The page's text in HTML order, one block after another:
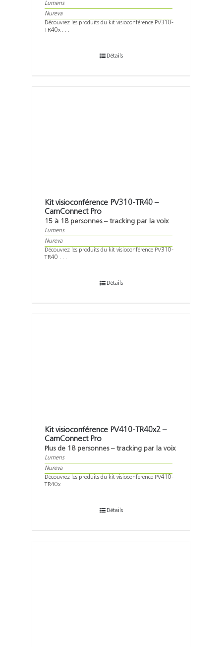
Lumens
Nureva
Découvrez les produits du kit visioconférence PV310-
TR40x . . .
Détails
Kit visioconférence PV310-TR40 –
CamConnect Pro
15 à 18 personnes – tracking par la voix
Lumens
Nureva
Découvrez les produits du kit visioconférence PV310-
TR40 . . .
Détails
Kit visioconférence PV410-TR40x2 –
CamConnect Pro
Plus de 18 personnes – tracking par la voix
Lumens
Nureva
Découvrez les produits du kit visioconférence PV410-
TR40x . . .
Détails